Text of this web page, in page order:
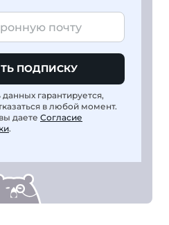
ПОДПИСКУ
гарантируется,
в любой момент.
даете Согласие
.